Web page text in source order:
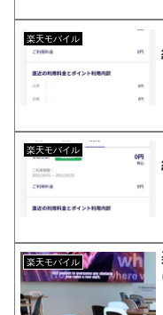
楽天モバイル
楽天モバイル
楽天モバイル